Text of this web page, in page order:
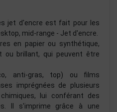
jet d'encre est fait pour les
mid-range - Jet d'encre.
en papier ou synthétique,
ou brillant, qui peuvent être
anti-gras, top) ou films
imprégnées de plusieurs
lui conférant des
Il s'imprime grâce à une